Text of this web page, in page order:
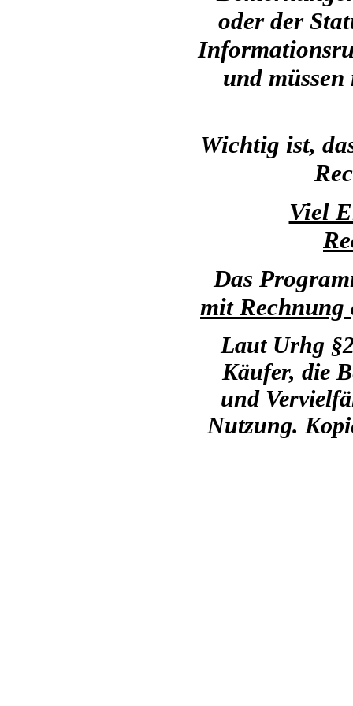
oder der
und
Wichtig ist,
Viel
Das
mit Rechnung
Laut Urhg
Käufer, die
und
Nutzung.